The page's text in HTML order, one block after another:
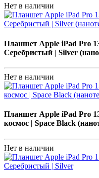
Нет в наличии
Планшет Apple iPad Pro
Серебристый | Silver
Нет в наличии
Планшет Apple iPad Pro
космос | Space Black
Нет в наличии